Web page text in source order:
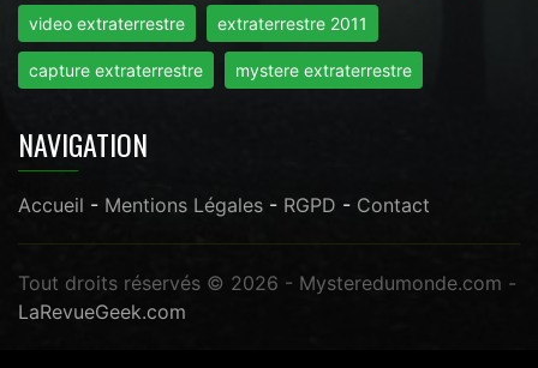
video extraterrestre extraterrestre 2011
capture extraterrestre mystere extraterrestre
NAVIGATION
Accueil - Mentions Légales - RGPD - Contact
Tout droits réservés © 2026 - Mysteredumonde.com -
LaRevueGeek.com